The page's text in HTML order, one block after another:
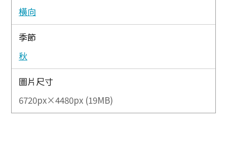
橫向
季節
秋
圖片尺寸
6720px×4480px (19MB)